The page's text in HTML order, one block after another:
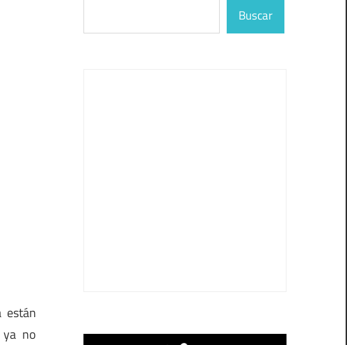
están
ya no
Buscar